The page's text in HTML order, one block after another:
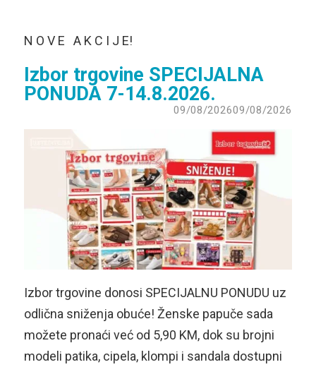
N O V E A K C I J E!
Izbor trgovine SPECIJALNA
PONUDA 7-14.8.2026.
09/08/202609/08/2026
Izbor trgovine donosi SPECIJALNU PONUDU uz
odlična sniženja obuće! Ženske papuče sada
možete pronaći već od 5,90 KM, dok su brojni
modeli patika, cipela, klompi i sandala dostupni